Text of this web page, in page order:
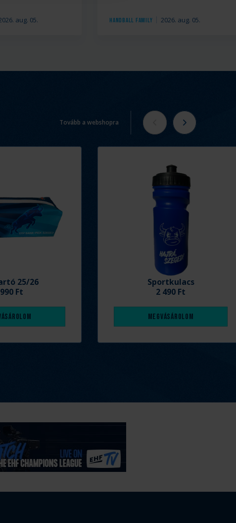
aug. 05. Handball Family 2026. aug. 05.
Tovább a webshopra
25/26
Ft
Sportkulacs
2 490 Ft
Megvásárolom